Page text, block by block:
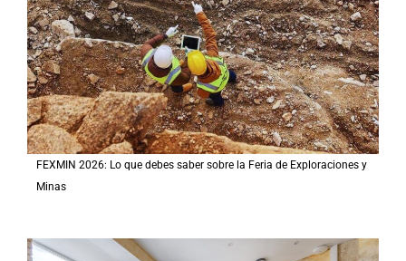
FEXMIN 2026: Lo que debes saber sobre la Feria de Exploraciones y
Minas